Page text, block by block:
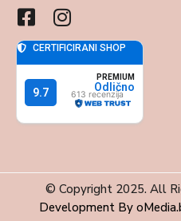
© Copyright 2025. All
Development By